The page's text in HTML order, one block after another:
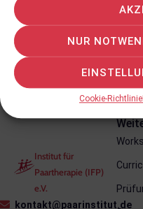
NUR
Cookie-Richtlinie
Angaben folgen in Kürze
Institut für
Paartherapie (IFP)
e.V.
kontakt@paarinstitut.de